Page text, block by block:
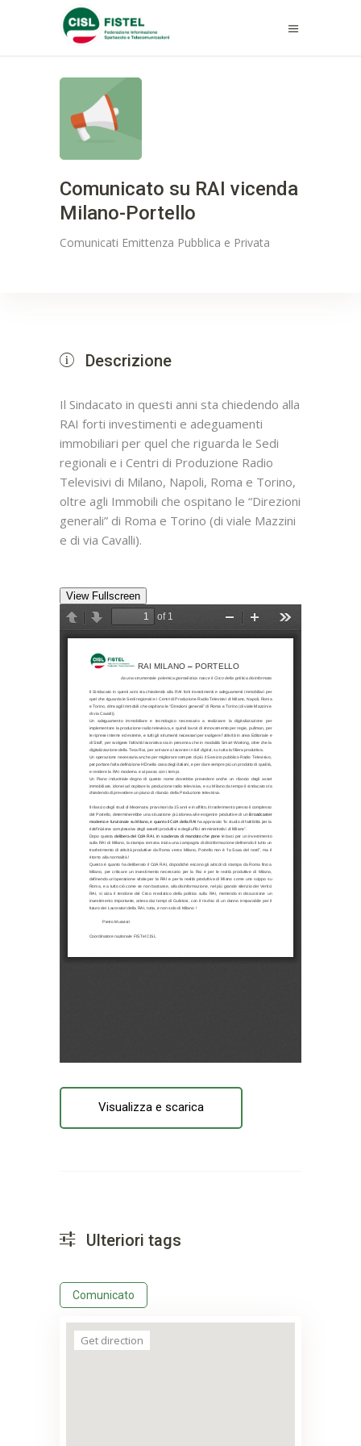
Comunicato su RAI vicenda
Milano-Portello
Comunicati Emittenza Pubblica e Privata
Descrizione
Il Sindacato in questi anni sta chiedendo alla
RAI forti investimenti e adeguamenti
immobiliari per quel che riguarda le Sedi
regionali e i Centri di Produzione Radio
Televisivi di Milano, Napoli, Roma e Torino,
oltre agli Immobili che ospitano le “Direzioni
generali” di Roma e Torino (di viale Mazzini
e di via Cavalli).
View Fullscreen
Visualizza e scarica
Ulteriori tags
Comunicato
Get direction